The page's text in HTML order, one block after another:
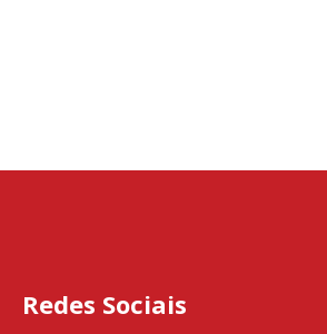
Redes Sociais